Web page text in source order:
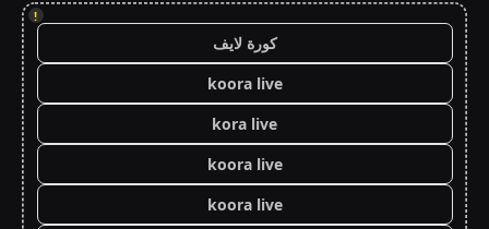
!
كورة لايف
koora live
kora live
koora live
koora live